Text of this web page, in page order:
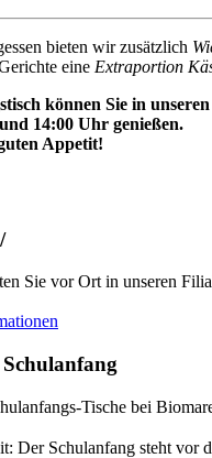
bieten wir zusätzlich
eine Extraportion
können Sie in
14:00 Uhr genießen.
Appetit!
Sie vor Ort in unseren
Der Schulanfang steht